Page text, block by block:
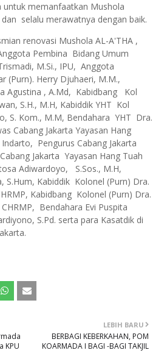
untuk memanfaatkan Mushola
selalu merawatnya dengan baik.
renovasi Mushola AL-A'THA ,
Pembina Bidang Umum
M.Si., IPU, Anggota
Herry Djuhaeri, M.M.,
Agustina , A.Md, Kabidbang Kol
S.H., M.H, Kabiddik YHT Kol
S. Kom., M.M, Bendahara YHT Dra.
Cabang Jakarta Yayasan Hang
Pengurus Cabang Jakarta
Jakarta Yayasan Hang Tuah
Adiwardoyo, S.Sos., M.H,
S.Hum, Kabiddik Kolonel (Purn) Dra.
Kabidbang Kolonel (Purn) Dra.
Bendahara Evi Puspita
S.Pd. serta para Kasatdik di
LEBIH BARU
BERBAGI KEBERKAHAN, POM
KOARMADA I BAGI -BAGI TAKJIL
KPU